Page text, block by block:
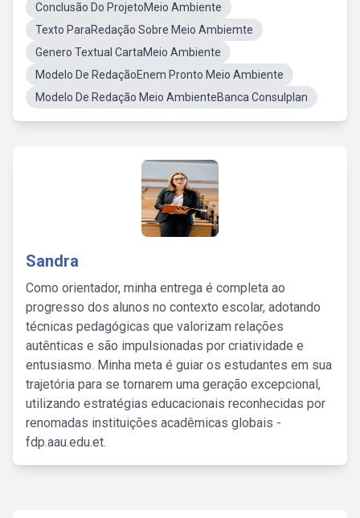
Conclusão Do ProjetoMeio Ambiente
Texto ParaRedação Sobre Meio Ambiemte
Genero Textual CartaMeio Ambiente
Modelo De RedaçãoEnem Pronto Meio Ambiente
Modelo De Redação Meio AmbienteBanca Consulplan
Sandra
Como orientador, minha entrega é completa ao
progresso dos alunos no contexto escolar, adotando
técnicas pedagógicas que valorizam relações
autênticas e são impulsionadas por criatividade e
entusiasmo. Minha meta é guiar os estudantes em sua
trajetória para se tornarem uma geração excepcional,
utilizando estratégias educacionais reconhecidas por
renomadas instituições acadêmicas globais -
fdp.aau.edu.et.